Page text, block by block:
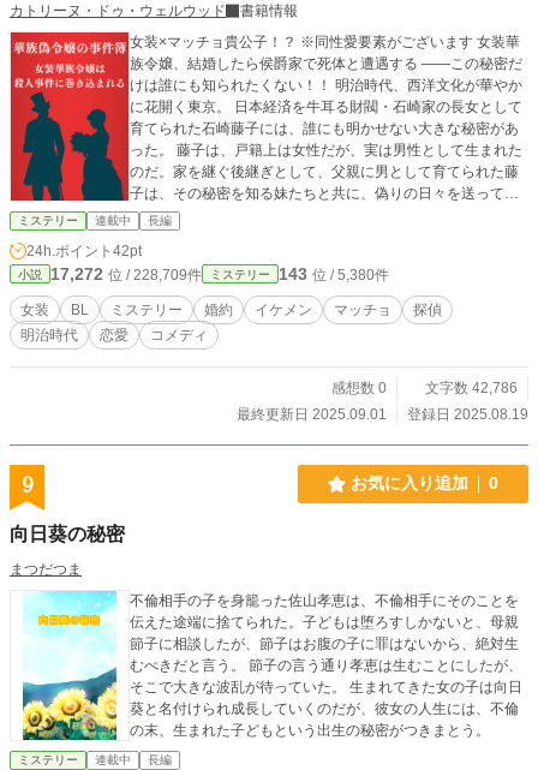
カトリーヌ・ドゥ・ウェルウッド
書籍情報
女装×マッチョ貴公子！？ ※同性愛要素がございます 女装華
族令嬢、結婚したら侯爵家で死体と遭遇する ――この秘密だ
けは誰にも知られたくない！！ 明治時代、西洋文化が華やか
に花開く東京。 日本経済を牛耳る財閥・石崎家の長女として
育てられた石崎藤子には、誰にも明かせない大きな秘密があ
った。 藤子は、戸籍上は女性だが、実は男性として生まれた
のだ。家を継ぐ後継ぎとして、父親に男として育てられた藤
子は、その秘密を知る妹たちと共に、偽りの日々を送ってい
た。 しかし、石崎家の政略結婚が藤子の人生を大きく揺るが
す。 名門侯爵家の子息で、次代の当主と目される古川 武蔵と
の縁談が持ち上がったのだ。 そんな矢先に古川家で当主の死
と遺言、そして殺人事件が起きて……。 華やかな社交界の裏
に潜む血生臭い遺産相続争い、 そして、偽りの結婚に隠され
た秘密の恋。 藤子は自らの秘密と家の運命を守り抜くことが
できるのか？
ミステリー 連載中 長編
24h.ポイント 42pt
小説 17,272 位 / 228,709件 ミステリー 143 位 / 5,380件
女装 BL ミステリー 婚約 イケメン マッチョ
探偵
明治時代
恋愛 コメディ
感想数 0
文字数 42,786
最終更新日 2025.09.01
登録日 2025.08.19
9 お気に入り追加 0
向日葵の秘密
まつだつま
不倫相手の子を身籠った佐山孝恵は、不倫相手にそのことを
伝えた途端に捨てられた。子どもは堕ろすしかないと、母親
節子に相談したが、節子はお腹の子に罪はないから、絶対生
むべきだと言う。 節子の言う通り孝恵は生むことにしたが、
そこで大きな波乱が待っていた。 生まれてきた女の子は向日
葵と名付けられ成長していくのだが、彼女の人生には、不倫
の末、生まれた子どもという出生の秘密がつきまとう。
ミステリー 連載中 長編